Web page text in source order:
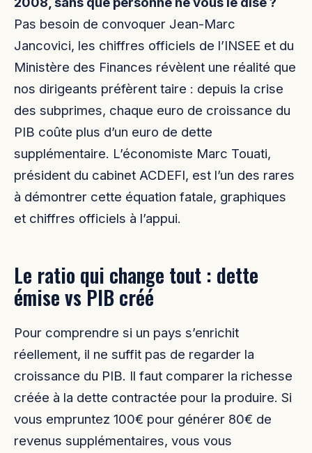
Pas besoin de convoquer Jean-Marc
Jancovici, les chiffres officiels de l’INSEE et du
Ministère des Finances révèlent une réalité que
nos dirigeants préfèrent taire : depuis la crise
des subprimes, chaque euro de croissance du
PIB coûte plus d’un euro de dette
supplémentaire. L’économiste Marc Touati,
président du cabinet ACDEFI, est l’un des rares
à démontrer cette équation fatale, graphiques
et chiffres officiels à l’appui.
Le ratio qui change tout : dette
émise vs PIB créé
Pour comprendre si un pays s’enrichit
réellement, il ne suffit pas de regarder la
croissance du PIB. Il faut comparer la richesse
créée à la dette contractée pour la produire. Si
vous empruntez 100€ pour générer 80€ de
revenus supplémentaires, vous vous